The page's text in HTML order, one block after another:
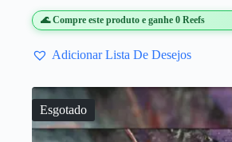
🌊 Compre este produto e ganhe 0 Reefs
Adicionar Lista De Desejos
Esgotado